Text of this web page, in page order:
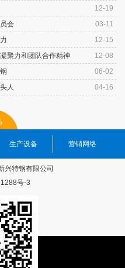
12-19
03-11
会
12-15
12-08
聚力和团队合作精神
06-02
04-16
人
生产设备 营销网络
兴特钢有限公司
号-3